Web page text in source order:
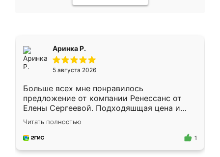
Аринка Р.
5 августа 2026
Больше всех мне понравилось
предложение от компании Ренессанс от
Елены Сергеевой. Подходяшщая цена и
короткие сроки изготовления. Приехавший
для замера сотрудник Владислав
предложил по моему эскизу самый
Читать полностью
1